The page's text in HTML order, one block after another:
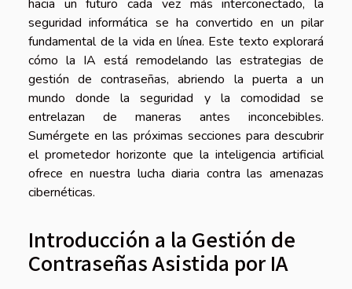
hacia un futuro cada vez más interconectado, la
seguridad informática se ha convertido en un pilar
fundamental de la vida en línea. Este texto explorará
cómo la IA está remodelando las estrategias de
gestión de contraseñas, abriendo la puerta a un
mundo donde la seguridad y la comodidad se
entrelazan de maneras antes inconcebibles.
Sumérgete en las próximas secciones para descubrir
el prometedor horizonte que la inteligencia artificial
ofrece en nuestra lucha diaria contra las amenazas
cibernéticas.
Introducción a la Gestión de
Contraseñas Asistida por IA